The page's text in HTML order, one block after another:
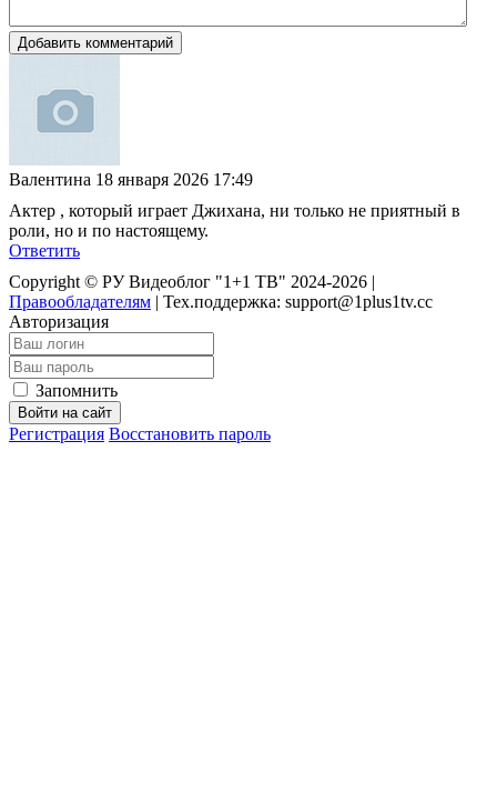
Добавить комментарий
Валентина 18 января 2026 17:49
Актер , который играет Джихана, ни только не приятный в
роли, но и по настоящему.
Ответить
Copyright © РУ Видеоблог "1+1 ТВ" 2024-2026 |
Правообладателям | Тех.поддержка: support@1plus1tv.cc
Авторизация
Запомнить
Войти на сайт
Регистрация Восстановить пароль